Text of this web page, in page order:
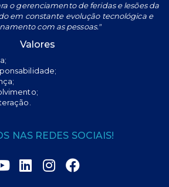
o gerenciamento de feridas e lesões da
em constante evolução tecnológica e
com as pessoas."
Valores
NAS REDES SOCIAIS!